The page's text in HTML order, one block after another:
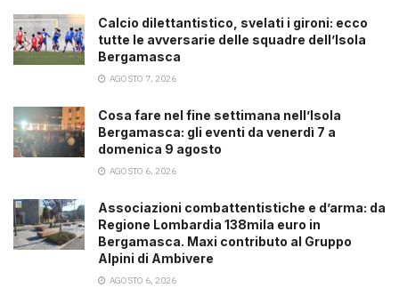
Calcio dilettantistico, svelati i gironi: ecco
tutte le avversarie delle squadre dell’Isola
Bergamasca
AGOSTO 7, 2026
Cosa fare nel fine settimana nell’Isola
Bergamasca: gli eventi da venerdì 7 a
domenica 9 agosto
AGOSTO 6, 2026
Associazioni combattentistiche e d’arma: da
Regione Lombardia 138mila euro in
Bergamasca. Maxi contributo al Gruppo
Alpini di Ambivere
AGOSTO 6, 2026